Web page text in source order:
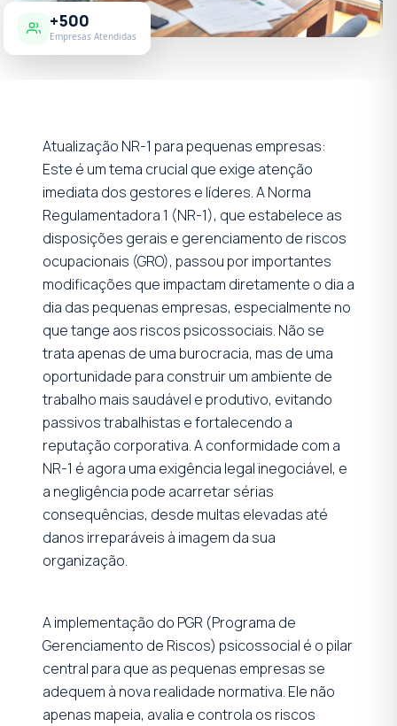
+500
Empresas Atendidas
Atualização NR-1 para pequenas empresas:
Este é um tema crucial que exige atenção
imediata dos gestores e líderes. A Norma
Regulamentadora 1 (NR-1), que estabelece as
disposições gerais e gerenciamento de riscos
ocupacionais (GRO), passou por importantes
modificações que impactam diretamente o dia a
dia das pequenas empresas, especialmente no
que tange aos riscos psicossociais. Não se
trata apenas de uma burocracia, mas de uma
oportunidade para construir um ambiente de
trabalho mais saudável e produtivo, evitando
passivos trabalhistas e fortalecendo a
reputação corporativa. A conformidade com a
NR-1 é agora uma exigência legal inegociável, e
a negligência pode acarretar sérias
consequências, desde multas elevadas até
danos irreparáveis à imagem da sua
organização.
A implementação do PGR (Programa de
Gerenciamento de Riscos) psicossocial é o pilar
central para que as pequenas empresas se
adequem à nova realidade normativa. Ele não
apenas mapeia, avalia e controla os riscos